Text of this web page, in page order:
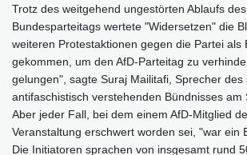
Trotz des weitgehend ungestörten Ablaufs des
Bundesparteitags wertete "Widersetzen" die
weiteren Protestaktionen gegen die Partei als
gekommen, um den AfD-Parteitag zu
gelungen", sagte Suraj Mailitafi, Sprecher des
antifaschistisch verstehenden Bündnisses am
Aber jeder Fall, bei dem einem AfD-Mitglied
Veranstaltung erschwert worden sei, "war ein
Die Initiatoren sprachen von insgesamt rund